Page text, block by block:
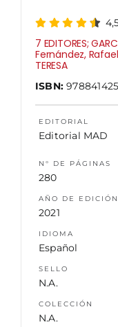
7 EDITORES;
Fernández, Rafael
TERESA
ISBN:
EDITORIAL
Editorial MAD
N° DE PÁGINAS
280
AÑO DE EDICIÓN
2021
IDIOMA
Español
SELLO
N.A.
COLECCIÓN
N.A.